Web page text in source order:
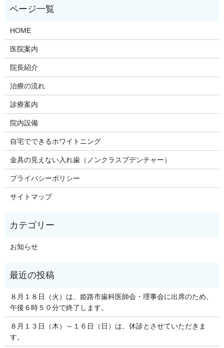
HOME
医院案内
院長紹介
治療の流れ
診療案内
院内設備
自宅でできるホワイトニング
金具の見えない入れ歯（ノンクラスプデンチャー）
プライバシーポリシー
サイトマップ
お知らせ
８月１８日（火）は、姫路市歯科医師会・理事会に出席のため、
午後６時５０分で終了します。
８月１３日（木）～１６日（日）は、休診とさせていただきま
す。